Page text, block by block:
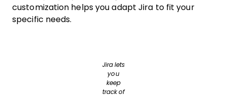
customization helps you adapt Jira to fit your
specific needs.
Jira lets
you
keep
track of